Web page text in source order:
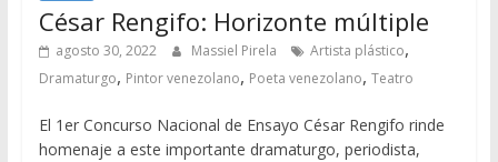
César Rengifo: Horizonte múltiple
agosto 30, 2022 Massiel Pirela Artista plástico,
Dramaturgo, Pintor venezolano, Poeta venezolano, Teatro
El 1er Concurso Nacional de Ensayo César Rengifo rinde
homenaje a este importante dramaturgo, periodista,